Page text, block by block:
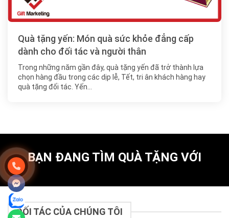
Quà tặng yến: Món quà sức khỏe đẳng cấp
dành cho đối tác và người thân
Trong những năm gần đây, quà tặng yến đã trở thành lựa
chọn hàng đầu trong các dịp lễ, Tết, tri ân khách hàng hay
quà tặng đối tác. Yến…
BẠN ĐANG TÌM QUÀ TẶNG VỚI
ĐỐI TÁC CỦA CHÚNG TÔI